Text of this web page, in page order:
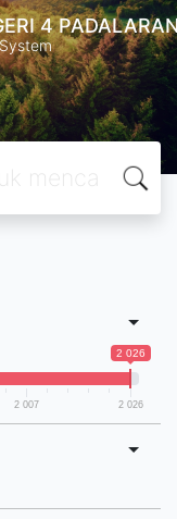
4
2 026
2 007 2 026